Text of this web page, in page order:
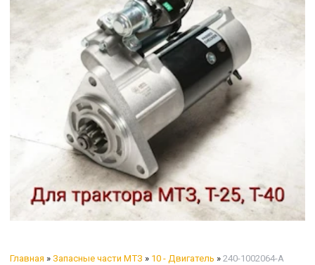
Главная » Запасные части МТЗ » 10 - Двигатель » 240-1002064-А